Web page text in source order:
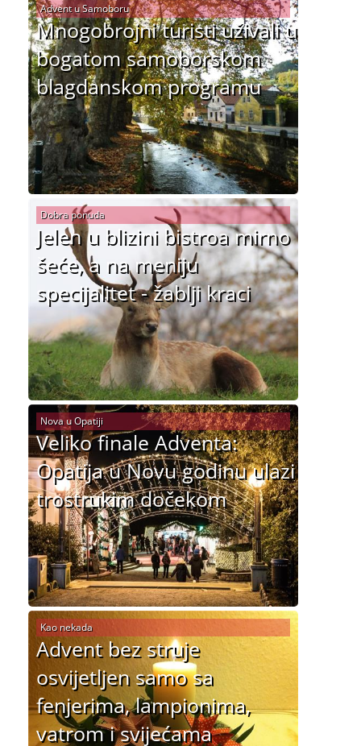
Mnogobrojni turisti uživali u
bogatom samoborskom
blagdanskom programu
Advent u Samoboru
Jelen u blizini bistroa mirno
šeće, a na meniju
specijalitet - žablji kraci
Dobra ponuda
Veliko finale Adventa:
Opatija u Novu godinu ulazi
trostrukim dočekom
Nova u Opatiji
Advent bez struje
osvijetljen samo sa
fenjerima, lampionima,
vatrom i svijećama
Kao nekada